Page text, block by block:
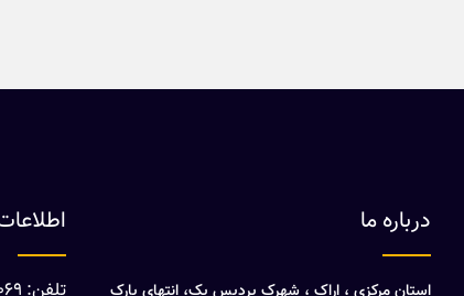
درباره ما